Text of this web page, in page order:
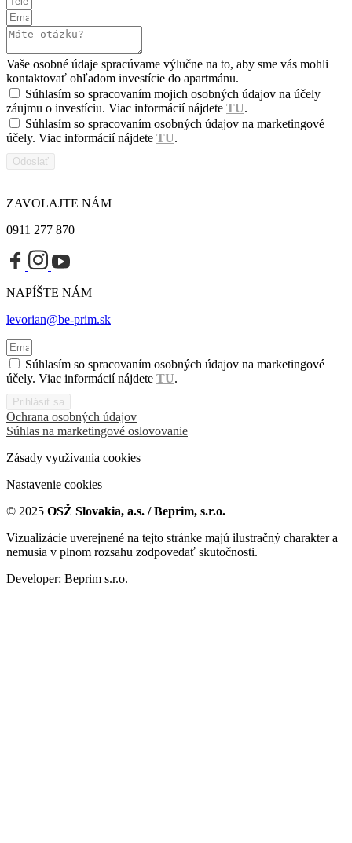
Vaše osobné údaje spracúvame výlučne na to, aby sme vás mohli
kontaktovať ohľadom investície do apartmánu.
Súhlasím so spracovaním mojich osobných údajov na účely
záujmu o investíciu. Viac informácií nájdete TU.
Súhlasím so spracovaním osobných údajov na marketingové
účely. Viac informácií nájdete TU.
Odoslať
ZAVOLAJTE NÁM
0911 277 870
NAPÍŠTE NÁM
levorian@be-prim.sk
Súhlasím so spracovaním osobných údajov na marketingové
účely. Viac informácií nájdete TU.
Prihlásiť sa
Ochrana osobných údajov
Súhlas na marketingové oslovovanie
Zásady využívania cookies
Nastavenie cookies
© 2025 OSŽ Slovakia, a.s. / Beprim, s.r.o.
Vizualizácie uverejnené na tejto stránke majú ilustračný charakter a
nemusia v plnom rozsahu zodpovedať skutočnosti.
Developer: Beprim s.r.o.